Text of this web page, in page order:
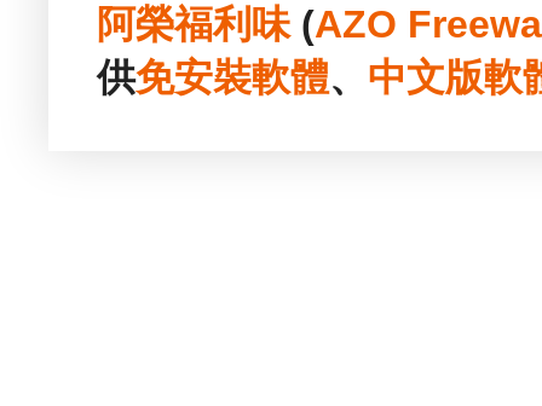
阿榮福利味(AZO
供免安裝軟體、 中文版軟